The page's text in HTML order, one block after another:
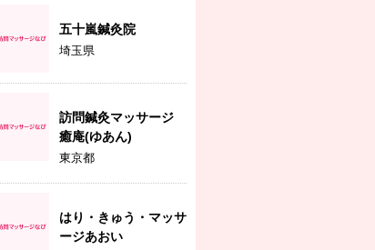
五十嵐鍼灸院
埼玉県
訪問鍼灸マッサージ
癒庵(ゆあん)
東京都
はり・きゅう・マッサ
ージあおい